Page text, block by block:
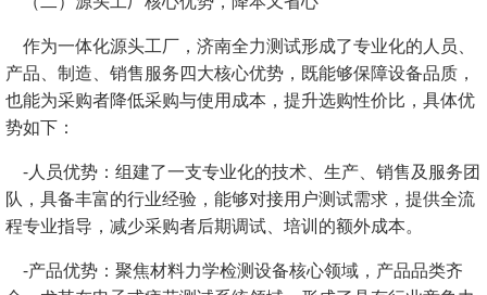
作为一体化源头工厂，济南全力测试形成了专业化的人员、
产品、制造、销售服务四大核心优势，既能够保障设备品质，
也能为采购者降低采购与使用成本，提升选购性价比，具体优
势如下：
-人员优势：组建了一支专业化的技术、生产、销售及服务团
队，具备丰富的行业经验，能够对接用户测试需求，提供全流
程专业指导，减少采购者后期调试、培训的额外成本。
-产品优势：聚焦材料力学检测设备核心领域，产品品类齐